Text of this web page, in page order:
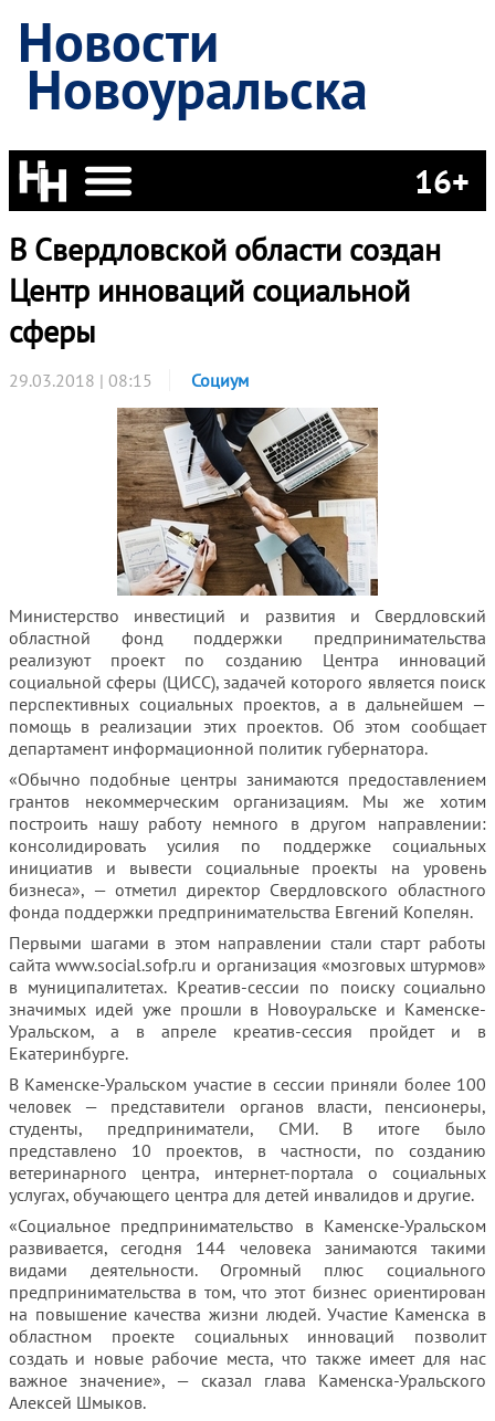
Новости
Новоуральска
16+
В Свердловской области создан
Центр инноваций социальной
сферы
29.03.2018 | 08:15 Социум
Министерство инвестиций и развития и Свердловский
областной фонд поддержки предпринимательства
реализуют проект по созданию Центра инноваций
социальной сферы (ЦИСС), задачей которого является поиск
перспективных социальных проектов, а в дальнейшем —
помощь в реализации этих проектов. Об этом сообщает
департамент информационной политик губернатора.
«Обычно подобные центры занимаются предоставлением
грантов некоммерческим организациям. Мы же хотим
построить нашу работу немного в другом направлении:
консолидировать усилия по поддержке социальных
инициатив и вывести социальные проекты на уровень
бизнеса», — отметил директор Свердловского областного
фонда поддержки предпринимательства Евгений Копелян.
Первыми шагами в этом направлении стали старт работы
сайта www.social.sofp.ru и организация «мозговых штурмов»
в муниципалитетах. Креатив-сессии по поиску социально
значимых идей уже прошли в Новоуральске и Каменске-
Уральском, а в апреле креатив-сессия пройдет и в
Екатеринбурге.
В Каменске-Уральском участие в сессии приняли более 100
человек — представители органов власти, пенсионеры,
студенты, предприниматели, СМИ. В итоге было
представлено 10 проектов, в частности, по созданию
ветеринарного центра, интернет-портала о социальных
услугах, обучающего центра для детей инвалидов и другие.
«Социальное предпринимательство в Каменске-Уральском
развивается, сегодня 144 человека занимаются такими
видами деятельности. Огромный плюс социального
предпринимательства в том, что этот бизнес ориентирован
на повышение качества жизни людей. Участие Каменска в
областном проекте социальных инноваций позволит
создать и новые рабочие места, что также имеет для нас
важное значение», — сказал глава Каменска-Уральского
Алексей Шмыков.